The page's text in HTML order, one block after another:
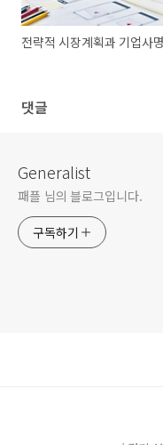
전략적 시장계획과 기업사명
댓글
Generalist
패플 님의 블로그입니다.
구독하기